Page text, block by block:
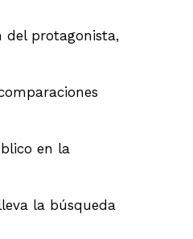
del protagonista,
en la
la búsqueda